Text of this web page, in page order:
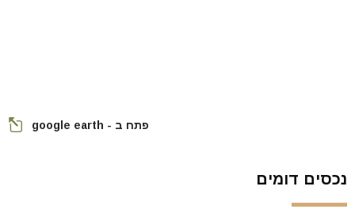
פתח ב - google earth
נכסים דומים